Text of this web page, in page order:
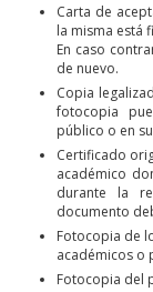
Carta de
la misma está
En caso
de nuevo.
Copia
fotocopia
público o en
Certificado
académico
durante la
documento
Fotocopia de
académicos o
Fotocopia del